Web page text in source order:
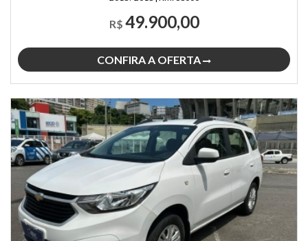
R$ 49.900,00
CONFIRA A OFERTA